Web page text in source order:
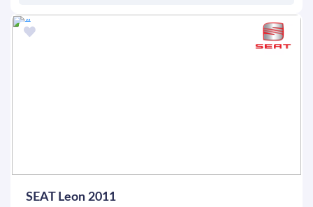
Насос Aeromotive 340
Авто на зимовій гумі
ОСТАВИТЬ ЗАЯВКУ
SEAT Leon 2011